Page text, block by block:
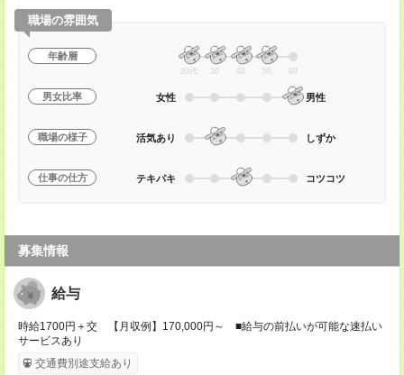
職場の雰囲気
年齢層
20代 30 40 50 60
男女比率 女性 男性
職場の様子 活気あり しずか
仕事の仕方 テキパキ コツコツ
募集情報
給与
時給1700円＋交 【月収例】170,000円～ ■給与の前払いが可能な速払い
サービスあり
交通費別途支給あり